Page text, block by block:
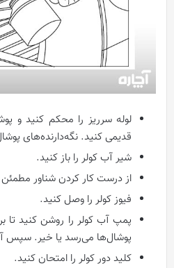
لوله سرریز را محکم کنید و
قدیمی کنید. نگه‌دارنده‌های
شیر آب کولر را باز کنید.
از درست کار کردن شناور
فیوز کولر را وصل کنید.
پمپ آب کولر را روشن کنید تا
پوشال‌ها می‌رسد یا خیر. سپس
کلید دور کولر را امتحان کنید.